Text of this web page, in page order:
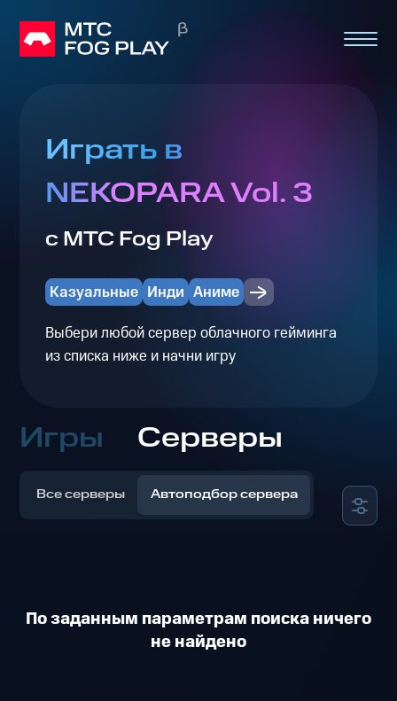
Играть в
NEKOPARA Vol. 3
с МТС Fog Play
Казуальные Инди Аниме
Выбери любой сервер облачного гейминга
из списка ниже и начни игру
Игры Серверы
Все серверы Автоподбор сервера
По заданным параметрам поиска ничего
не найдено